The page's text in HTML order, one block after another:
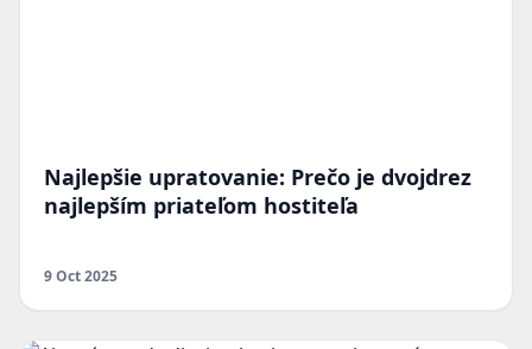
Najlepšie upratovanie: Prečo je dvojdrez
najlepším priateľom hostiteľa
9 Oct 2025